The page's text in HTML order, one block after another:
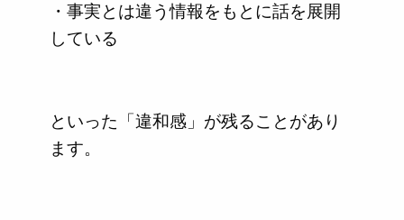
・事実とは違う情報をもとに話を展開
している
といった「違和感」が残ることがあり
ます。